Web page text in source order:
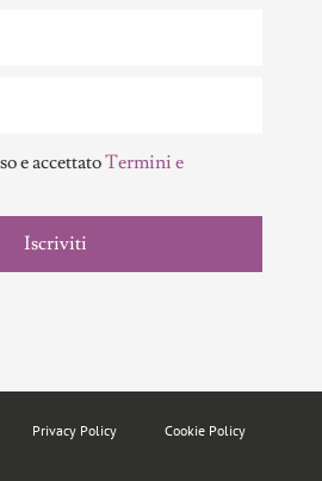
e accettatoTermini e
Iscriviti
Privacy Policy Cookie Policy